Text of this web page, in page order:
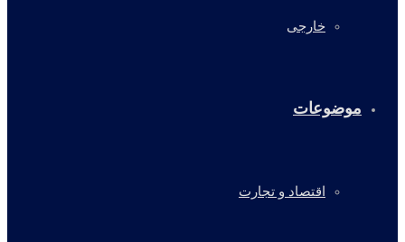
خارجی
موضوعات
اقتصاد و تجارت